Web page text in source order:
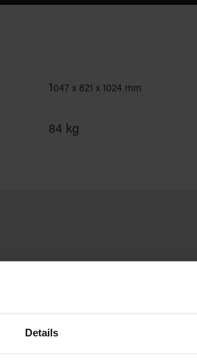
Details
1 047 x 821 x 1024 mm
84 kg